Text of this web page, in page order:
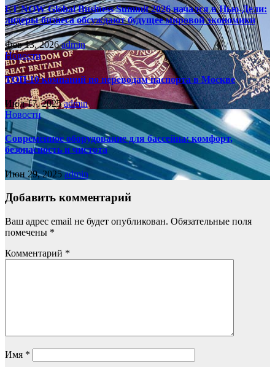
ET NOW Global Business Summit 2026 начался в Нью‑Дели:
лидеры бизнеса обсуждают будущее мировой экономики
Фев 13, 2026admin
Новости
ТОП-10 компаний по переводам паспорта в Москве
Июл 17, 2025admin
Новости
Современное оборудование для бассейна: комфорт,
безопасность и чистота
Июн 29, 2025admin
Добавить комментарий
Ваш адрес email не будет опубликован. Обязательные поля
помечены *
Комментарий *
Имя *